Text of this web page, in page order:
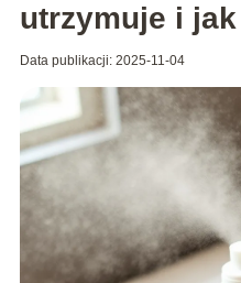
utrzymuje i
Data publikacji: 2025-11-04